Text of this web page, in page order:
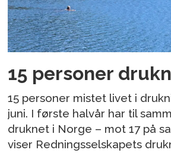
15 personer
15 personer mistet livet i
juni. I første halvår har til
druknet i Norge – mot 17 på
viser Redningsselskapets